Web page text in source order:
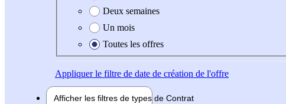
Deux semaines
Un mois
Toutes les offres
Appliquerle filtre de date de création de l'offre
Afficher les filtres de types de Contrat